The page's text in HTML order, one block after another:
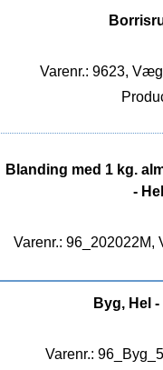
Varenr.: 9623,
Blanding med 1 kg.
-
Varenr.:
Byg, Hel
Varenr.: